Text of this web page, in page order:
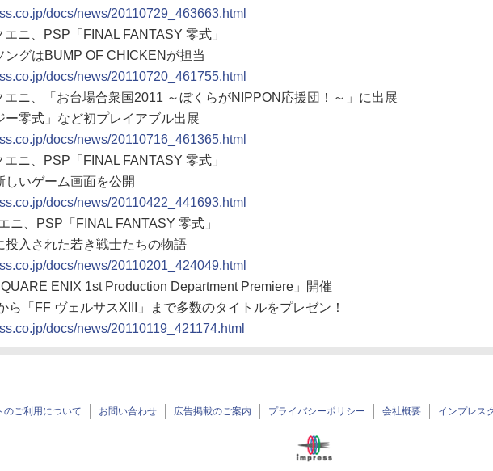
docs/news/20110729_463663.html
エニ、PSP「FINAL FANTASY 零式」
ングはBUMP OF CHICKENが担当
docs/news/20110720_461755.html
エニ、「お台場合衆国2011 ～ぼくらがNIPPON応援団！～」に出展
ー零式」など初プレイアブル出展
docs/news/20110716_461365.html
エニ、PSP「FINAL FANTASY 零式」
いゲーム画面を公開
docs/news/20110422_441693.html
ニ、PSP「FINAL FANTASY 零式」
投入された若き戦士たちの物語
docs/news/20110201_424049.html
ENIX 1st Production Department Premiere」開催
ら「FF ヴェルサスXIII」まで多数のタイトルをプレゼン！
docs/news/20110119_421174.html
のご利用について お問い合わせ 広告掲載のご案内 プライバシーポリシー 会社概要 インプレス